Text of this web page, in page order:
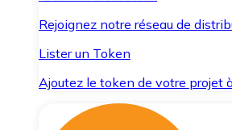
Rejoignez notre réseau de
Lister un Token
Ajoutez le token de votre projet